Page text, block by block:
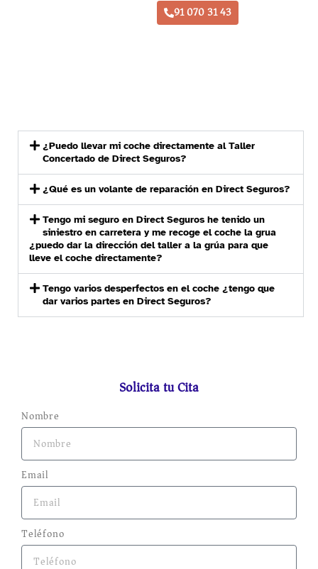
91 070 31 43
¿Puedo llevar mi coche directamente al Taller
Concertado de Direct Seguros?
¿Qué es un volante de reparación en Direct Seguros?
Tengo mi seguro en Direct Seguros he tenido un
siniestro en carretera y me recoge el coche la grua
¿puedo dar la dirección del taller a la grúa para que
lleve el coche directamente?
Tengo varios desperfectos en el coche ¿tengo que
dar varios partes en Direct Seguros?
Solicita tu Cita
Nombre
Email
Teléfono